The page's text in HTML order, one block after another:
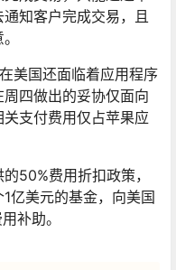
知客户完成交易，且
美国还面临着应用程序
四做出的妥协仅面向
支付费用仅占苹果应
50%费用折扣政策，
亿美元的基金，向美国
补助。